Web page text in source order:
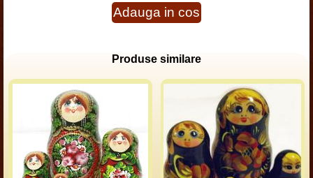
Adauga in cos
Produse similare